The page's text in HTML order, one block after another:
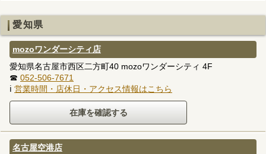
愛知県
mozoワンダーシティ店
愛知県名古屋市西区二方町40 mozoワンダーシティ 4F
☎ 052-506-7671
ℹ 営業時間・店休日・アクセス情報はこちら
名古屋空港店